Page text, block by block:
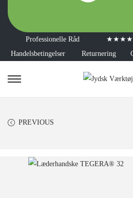
Professionelle Råd
★★★★★
Handelsbetingelser
Returnering
PREVIOUS